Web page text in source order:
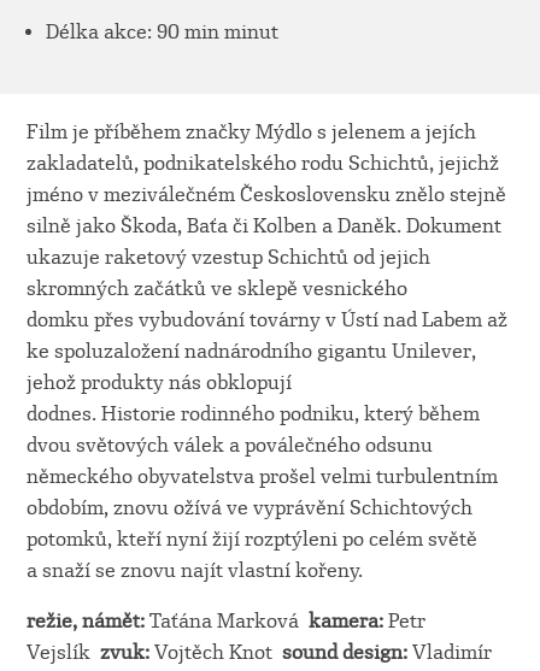
Délka akce: 90 min minut
Film je příběhem značky Mýdlo s jelenem a jejích
zakladatelů, podnikatelského rodu Schichtů, jejichž
jméno v meziválečném Československu znělo stejně
silně jako Škoda, Baťa či Kolben a Daněk. Dokument
ukazuje raketový vzestup Schichtů od jejich
skromných začátků ve sklepě vesnického
domku přes vybudování továrny v Ústí nad Labem až
ke spoluzaložení nadnárodního gigantu Unilever,
jehož produkty nás obklopují
dodnes. Historie rodinného podniku, který během
dvou světových válek a poválečného odsunu
německého obyvatelstva prošel velmi turbulentním
obdobím, znovu ožívá ve vyprávění Schichtových
potomků, kteří nyní žijí rozptýleni po celém světě
a snaží se znovu najít vlastní kořeny.
režie, námět:Taťána Marková kamera: Petr
Vejslík zvuk: Vojtěch Knot sound design:Vladimír